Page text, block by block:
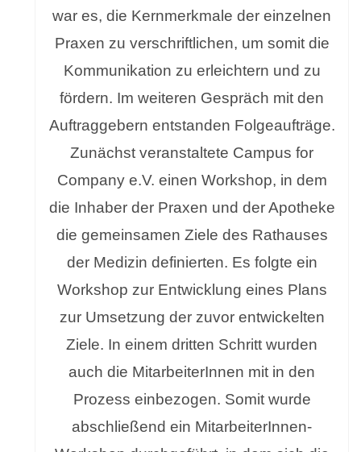
war es, die Kernmerkmale der einzelnen
Praxen zu verschriftlichen, um somit die
Kommunikation zu erleichtern und zu
fördern. Im weiteren Gespräch mit den
Auftraggebern entstanden Folgeaufträge.
Zunächst veranstaltete Campus for
Company e.V. einen Workshop, in dem
die Inhaber der Praxen und der Apotheke
die gemeinsamen Ziele des Rathauses
der Medizin definierten. Es folgte ein
Workshop zur Entwicklung eines Plans
zur Umsetzung der zuvor entwickelten
Ziele. In einem dritten Schritt wurden
auch die MitarbeiterInnen mit in den
Prozess einbezogen. Somit wurde
abschließend ein MitarbeiterInnen-